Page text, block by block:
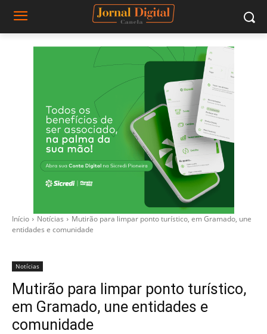
Início Notícias
Mutirão para limpar ponto turístico, em Gramado, une
entidades e comunidade
Notícias
Mutirão para limpar ponto turístico,
em Gramado, une entidades e
comunidade